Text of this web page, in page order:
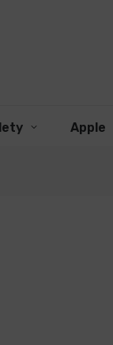
Apple